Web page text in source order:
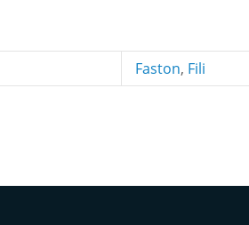
Faston, Fili